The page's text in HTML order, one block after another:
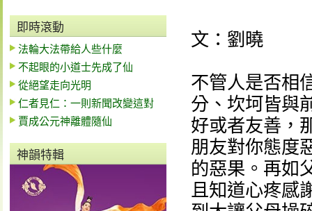
即時滾動
法輪大法帶給人些什麼
不起眼的小道士先成了仙
從絕望走向光明
仁者見仁：一則新聞改變這對
賈成公元神離體隨仙
神韻特輯
文：劉曉
不管人是否相
分、坎坷皆與
好或者友善，
朋友對你態度
的惡果。再如
且知道心疼感